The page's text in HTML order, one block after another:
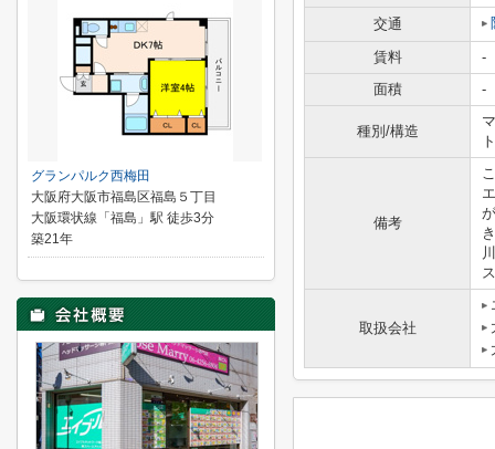
交通
賃料
-
面積
-
種別/構造
ト
備考
取扱会社
グランパルク西梅田
大阪府大阪市福島区福島５丁目
大阪環状線「福島」駅 徒歩3分
築21年